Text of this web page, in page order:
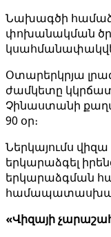
Նախագծի
փոխանակման
Օտարերկրյա
ժամկետը
Չինաստանի
90 օր։
Ներկայումս
երկարաձգել
երկարաձգման
«Վիզայի